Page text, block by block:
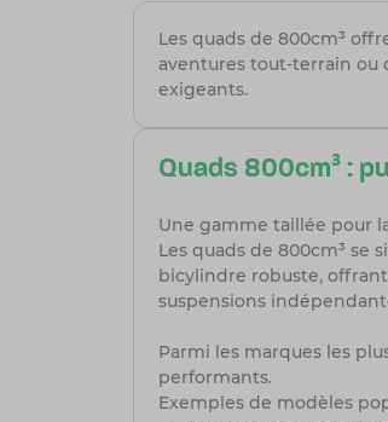
Les quads de 800cm³
aventures tout-terrain ou
exigeants.
Quads 800cm³ :
Une gamme taillée pour
Les quads de 800cm³
bicylindre robuste,
suspensions
Parmi les marques les
performants.
Exemples de modèles